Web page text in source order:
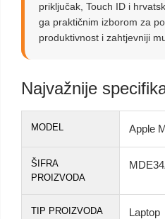
priključak, Touch ID i
ga praktičnim izborom za
produktivnost i zahtjevniji
Najvažnije
MODEL Apple
ŠIFRA
PROIZVODA
TIP PROIZVODA Laptop